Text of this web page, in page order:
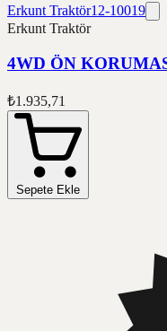
Erkunt Traktör12-10019
Erkunt Traktör
4WD ÖN
₺1.935,71
Sepete Ekle